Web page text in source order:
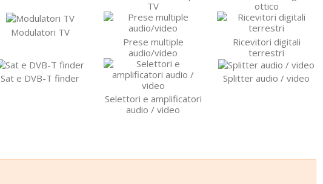
TV
ottico
Modulatori TV
Prese multiple
audio/video
Ricevitori digitali
terrestri
Sat e DVB-T finder
Selettori e amplificatori
audio / video
Splitter audio / video